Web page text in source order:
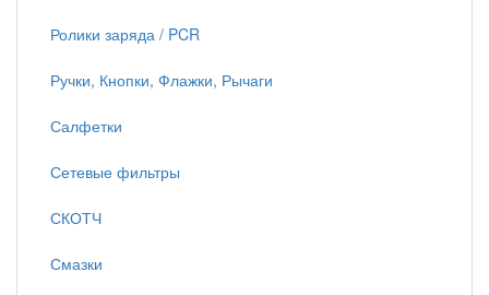
Ролики заряда / PCR
Ручки, Кнопки, Флажки, Рычаги
Салфетки
Сетевые фильтры
СКОТЧ
Смазки